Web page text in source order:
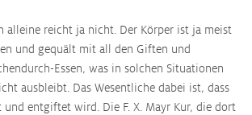
alleine reicht ja nicht. Der Körper ist ja meist
und gequält mit all den Giften und
Essen, was in solchen Situationen
ausbleibt. Das Wesentliche dabei ist, dass
entgiftet wird. Die F. X. Mayr Kur, die dort